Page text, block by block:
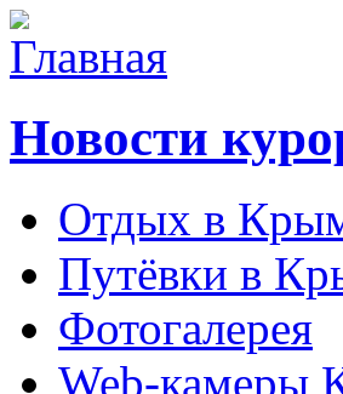
Новости
Отдых в
Путёвки в
Фотогалерея
Web-камеры